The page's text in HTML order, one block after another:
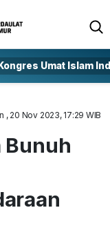
Umat Islam
, 20 Nov 2023, 17:29 WIB
Bunuh